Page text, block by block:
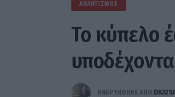
ΑΘΛΗΤΙΣΜΌΣ
Το κύπελο
ΑΝΑΡΤΗΘΗΚΕ ΑΠΟ